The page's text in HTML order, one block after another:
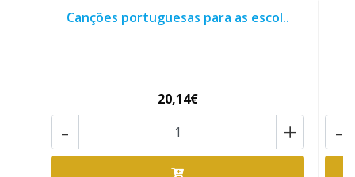
Canções portuguesas para as escol..
20,14€
+
- -